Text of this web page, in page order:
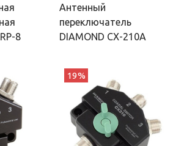
8
Антенный
переключатель
DIAMOND CX-210A
19%